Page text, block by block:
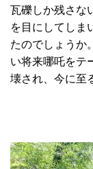
瓦礫しか残さな
を目にしてしま
たのでしょうか
い将来哪吒をテ
壊され、今に至